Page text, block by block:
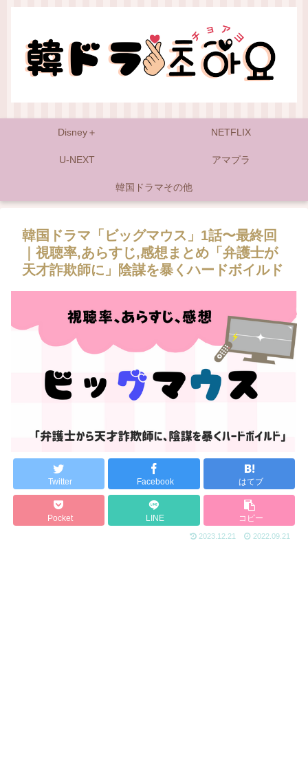
Disney＋ NETFLIX
U-NEXT アマプラ
韓国ドラマその他
韓国ドラマ「ビッグマウス」1話〜最終回
｜視聴率,あらすじ,感想まとめ「弁護士が
天才詐欺師に」陰謀を暴くハードボイルド
Twitter Facebook はてブ
Pocket LINE コピー
2023.12.21 2022.09.21